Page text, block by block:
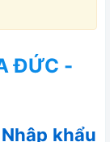
ĐỨC -
khẩu